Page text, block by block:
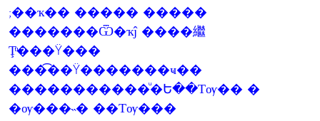
;��ҡ�� ����� �����
�������Ѿ�ҡĵ ����繼
Ţͧ���Ÿ���
���͡��Ÿ�������ҹ��
�����������ͧ�Ե��Тѹ�� �
�ѹ���˵� ��Тѹ���